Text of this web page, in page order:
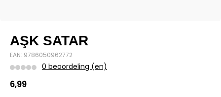
AŞK SATAR
EAN: 9786050962772
0 beoordeling (en)
6,99